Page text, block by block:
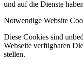
und auf die Dienste
Notwendige Website
Diese Cookies sind
Webseite verfügbaren
stellen.